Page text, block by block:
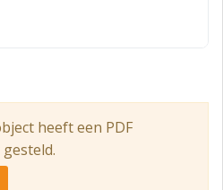
op de
ligt een ruim parkeerterrein
is voor dit kantoor (totaal
heeft een PDF